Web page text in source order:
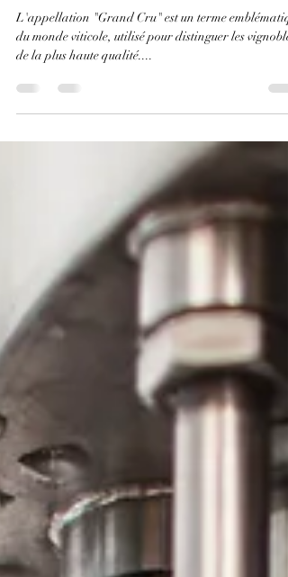
L'Appellation "Grand Cru" :
Héritage d'Excellence Viticole
du monde viticole, utilisé pour distinguer les vignobles